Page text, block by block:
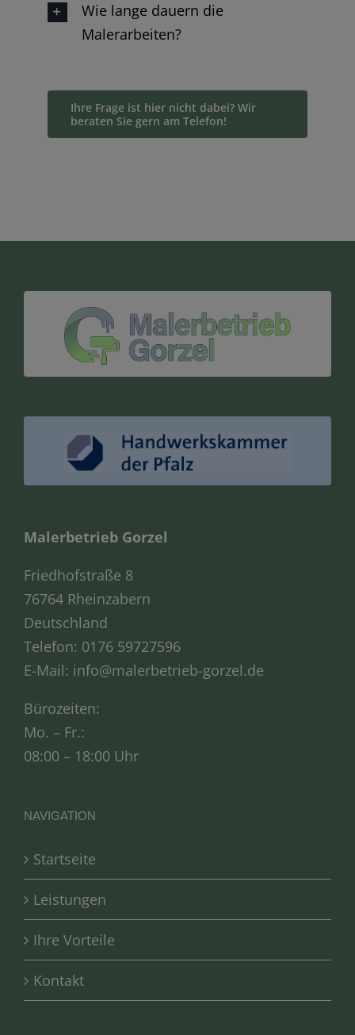
Wie lange dauern die
Malerarbeiten?
Ihre Frage ist hier nicht dabei? Wir
beraten Sie gern am Telefon!
Malerbetrieb Gorzel
Friedhofstraße 8
76764 Rheinzabern
Deutschland
Telefon: 0176 59727596
E-Mail: info@malerbetrieb-gorzel.de
Bürozeiten:
Mo. – Fr.:
08:00 – 18:00 Uhr
NAVIGATION
Startseite
Leistungen
Ihre Vorteile
Kontakt